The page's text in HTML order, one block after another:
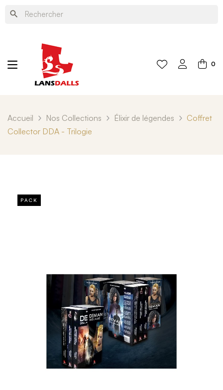
search
0
Accueil Nos Collections Élixir de légendes
Coffret
Collector DDA - Trilogie
PACK